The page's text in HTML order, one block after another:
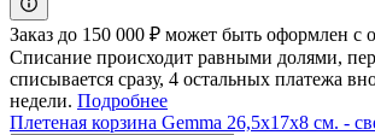
Заказ до 150 000 ₽ может быть оформлен с
Списание происходит равными долями,
списывается сразу, 4 остальных платежа
недели. Подробнее
Плетеная корзина Gemma 26,5x17x8 см. -